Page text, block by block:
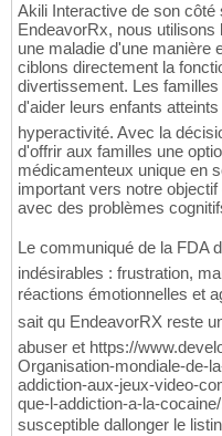
Akili Interactive de son
EndeavorRx, nous utilisons
une maladie d'une manière
ciblons directement la
divertissement. Les
d'aider leurs enfants atteints
hyperactivité. Avec la
d'offrir aux familles une
médicamenteux unique en
important vers notre
avec des problèmes
Le communiqué de la FDA
indésirables : frustration,
réactions émotionnelles et
sait qu EndeavorRX reste
abuser et https://
Organisation-mondiale-de-
addiction-aux-jeux-video-
que-l-addiction-a-la-
susceptible dallonger le